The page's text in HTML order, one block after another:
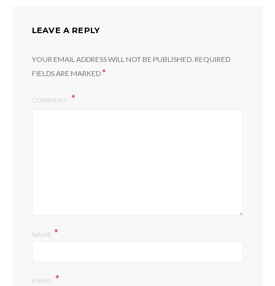
LEAVE A REPLY
YOUR EMAIL ADDRESS WILL NOT BE PUBLISHED. REQUIRED
FIELDS ARE MARKED*
COMMENT
NAME*
EMAIL *